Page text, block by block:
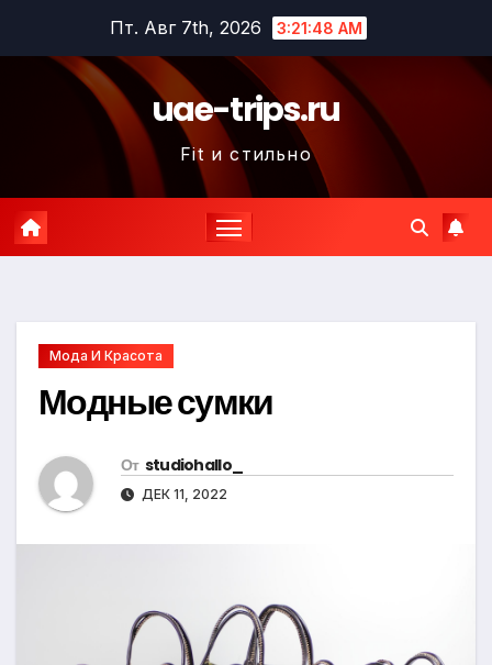
содержимому
Пт. Авг 7th, 2026 3:21:50 AM
uae-trips.ru
Fit и стильно
Мода И Красота
Модные сумки
От studiohallo_
ДЕК 11, 2022